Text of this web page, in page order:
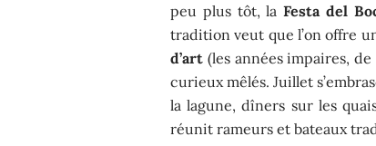
peu plus tôt, laFesta del
tradition veut que l’on offre
d’art (les années impaires,
curieux mêlés. Juillet
la lagune, dîners sur les
réunit rameurs et bateaux